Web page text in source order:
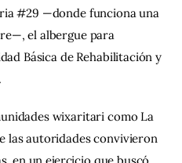
#29 —donde funciona una
el albergue para
Básica de Rehabilitación y
wixaritari como La
las autoridades convivieron
en un ejercicio que buscó